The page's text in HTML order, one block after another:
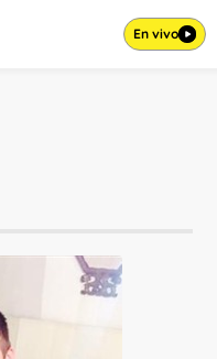
En vivo